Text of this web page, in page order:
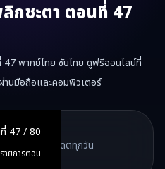
กชะตา ตอนที่ 47
47 พากย์ไทย ซับไทย ดูฟรีออนไลน์ที่
นมือถือและคอมพิวเตอร์
47/80
รายการตอน
พากย์ไทย ซับไทย ดูฟรีออนไล
ฟรี ที่รวบรวมหนังจีน ละครจีน มิ
พากย์ไทย อัปเดตทุกวัน